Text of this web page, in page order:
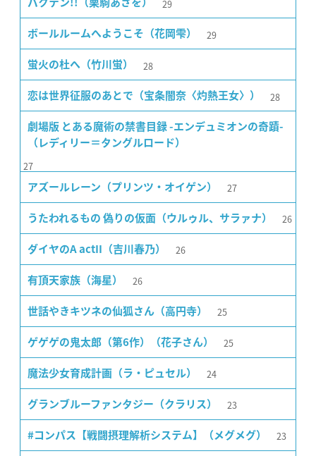
バクテン!!（栗駒あさを） 29
ボールルームへようこそ（花岡雫） 29
蛍火の杜へ（竹川蛍） 28
恋は世界征服のあとで（宝条闇奈〈灼熱王女〉） 28
劇場版 とある魔術の禁書目録 -エンデュミオンの奇蹟-
（レディリー＝タングルロード）
27
アズールレーン（プリンツ・オイゲン） 27
うたわれるもの 偽りの仮面（ウルゥル、サラァナ） 26
ダイヤのA actII（吉川春乃） 26
有頂天家族（海星） 26
世話やきキツネの仙狐さん（高円寺） 25
ゲゲゲの鬼太郎（第6作）（花子さん） 25
魔法少女育成計画（ラ・ピュセル） 24
グランブルーファンタジー（クラリス） 23
#コンパス【戦闘摂理解析システム】（メグメグ） 23